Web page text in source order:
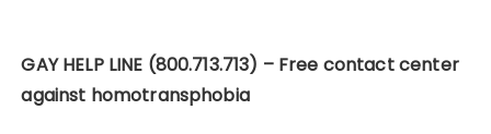
GAY HELP LINE (800.713.713) – Free contact center
against homotransphobia